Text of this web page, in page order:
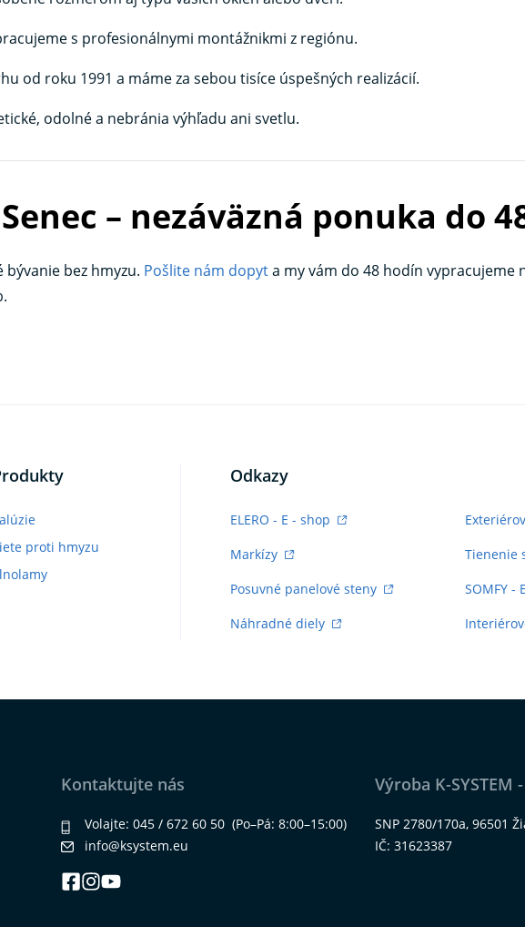
s profesionálnymi montážnikmi z regiónu.
od roku 1991 a máme za sebou tisíce úspešných realizácií.
odolné a nebránia výhľadu ani svetlu.
– nezáväzná ponuka do
bez hmyzu. Pošlite nám dopyta my vám do 48 hodín vypracujeme
proti hmyzu
Odkazy
ELERO - E - shop
Markízy
Tienenie
Posuvné panelové steny
SOMFY -
Náhradné diely
Kontaktujte nás
Volajte: 045 / 672 60 50 (Po–Pá: 8:00–15:00)
info@ksystem.eu
Výroba K-SYSTEM
SNP 2780/170a, 96501
IČ: 31623387